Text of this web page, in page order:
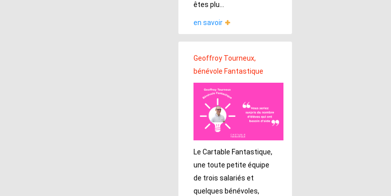
êtes plu...
en savoir
Geoffroy Tourneux,
bénévole Fantastique
Le Cartable Fantastique,
une toute petite équipe
de trois salariés et
quelques bénévoles,